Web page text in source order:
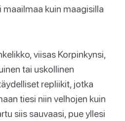
kuin maagisilla
viisas Korpinkynsi,
tai uskollinen
repliikit, jotka
tiesi niin velhojen kuin
siis sauvaasi, pue yllesi